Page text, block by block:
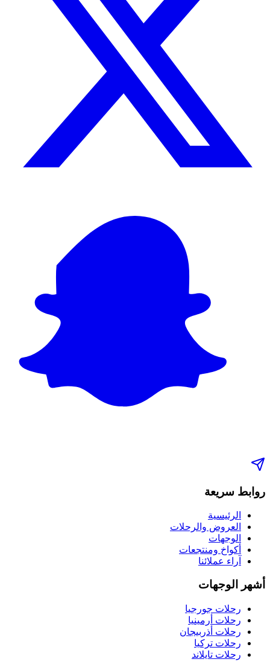
روابط سريعة
الرئيسية
العروض والرحلات
الوجهات
أكواخ ومنتجعات
آراء عملائنا
أشهر الوجهات
رحلات جورجيا
رحلات أرمينيا
رحلات أذربيجان
رحلات تركيا
رحلات تايلاند